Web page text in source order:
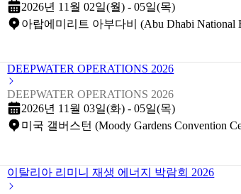
2026년 11월 02일(월) - 05일(목)
아랍에미리트 아부다비 (Abu Dhabi National
DEEPWATER OPERATIONS 2026
DEEPWATER OPERATIONS 2026
2026년 11월 03일(화) - 05일(목)
미국 갤버스턴 (Moody Gardens Convention
이탈리아 리미니 재생 에너지 박람회 2026